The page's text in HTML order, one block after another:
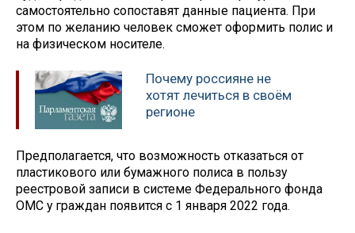
самостоятельно сопоставят данные пациента. При
этом по желанию человек сможет оформить полис и
на физическом носителе.
Почему россияне не
хотят лечиться в своём
регионе
Предполагается, что возможность отказаться от
пластикового или бумажного полиса в пользу
реестровой записи в системе Федерального фонда
ОМС у граждан появится с 1 января 2022 года.